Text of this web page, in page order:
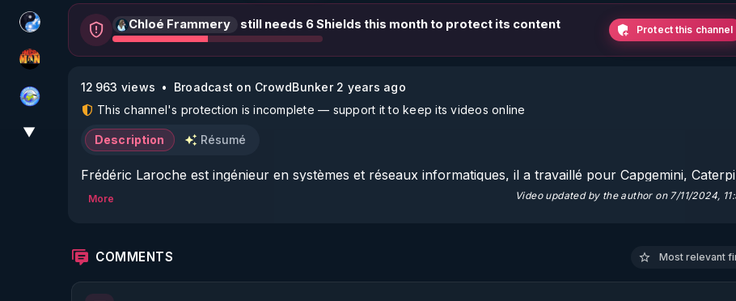
Chercheur de vérité
OHM ÉGA MAN
Tonton Posture Débrief
▼
Chloé Frammery still needs 6 Shields this month to protect its content Protect this channel
12 963 views
Broadcast on CrowdBunker 2 years ago
This channel's protection is incomplete — support it to keep its videos online
Description Résumé
Frédéric Laroche est ingénieur en systèmes et réseaux informatiques, il a travaillé pour Capgemini,
CEA, Total, Reynolds, HP.
Frédéric Laroche est un « individu ciblé » depuis 1997 et devenu chercheur en vérité, citoyen-journaliste,
More Video updated by the author on 7/11/2024,
COMMENTS Most relevant